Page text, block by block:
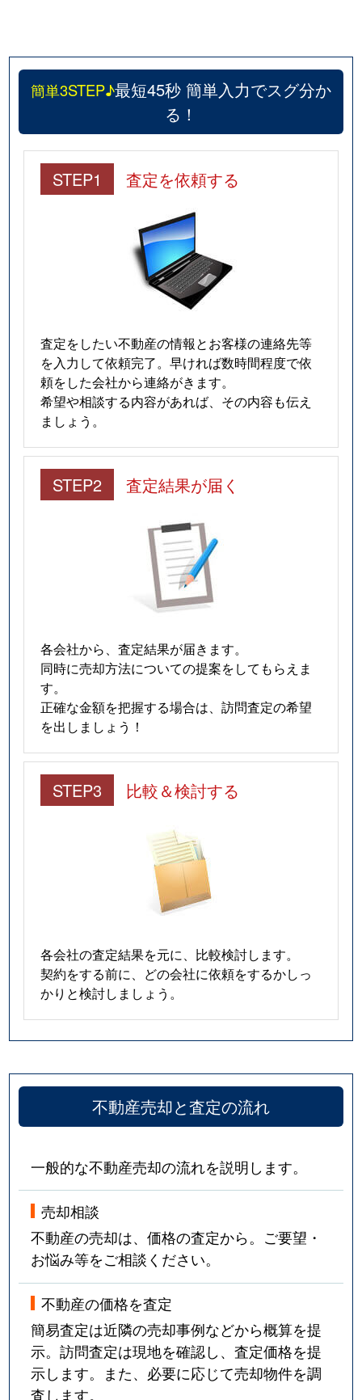
簡単3STEP♪最短45秒 簡単入力でスグ分か
る！
STEP1 査定を依頼する
査定をしたい不動産の情報とお客様の連絡先等
を入力して依頼完了。早ければ数時間程度で依
頼をした会社から連絡がきます。
希望や相談する内容があれば、その内容も伝え
ましょう。
STEP2 査定結果が届く
各会社から、査定結果が届きます。
同時に売却方法についての提案をしてもらえま
す。
正確な金額を把握する場合は、訪問査定の希望
を出しましょう！
STEP3 比較＆検討する
各会社の査定結果を元に、比較検討します。
契約をする前に、どの会社に依頼をするかしっ
かりと検討しましょう。
不動産売却と査定の流れ
一般的な不動産売却の流れを説明します。
売却相談
不動産の売却は、価格の査定から。ご要望・
お悩み等をご相談ください。
不動産の価格を査定
簡易査定は近隣の売却事例などから概算を提
示。訪問査定は現地を確認し、査定価格を提
示します。また、必要に応じて売却物件を調
査します。